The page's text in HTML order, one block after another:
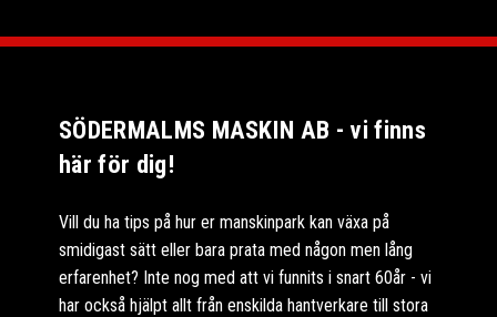
SÖDERMALMS MASKIN AB - vi finns
här för dig!
Vill du ha tips på hur er manskinpark kan växa på
smidigast sätt eller bara prata med någon men lång
erfarenhet? Inte nog med att vi funnits i snart 60år - vi
har också hjälpt allt från enskilda hantverkare till stora